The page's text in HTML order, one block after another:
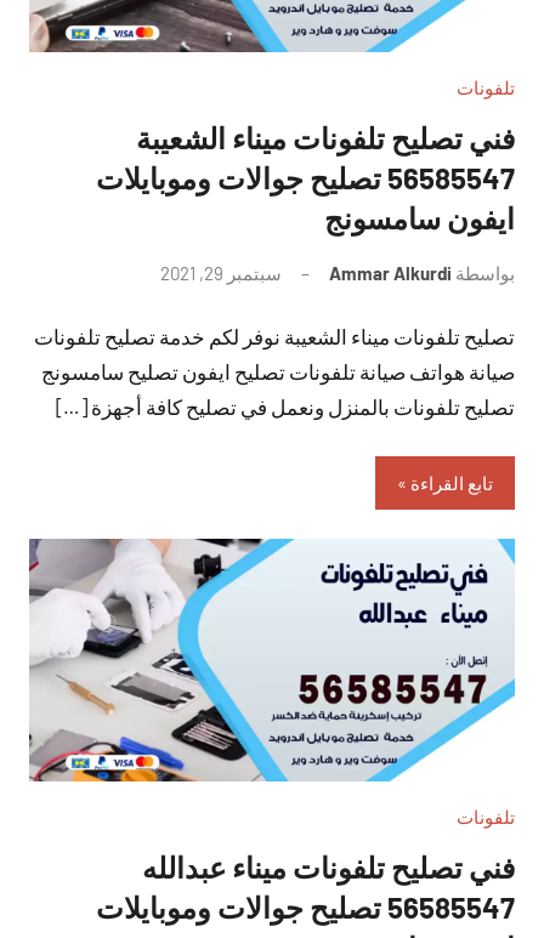
تلفونات
فني تصليح تلفونات ميناء الشعيبة
56585547 تصليح جوالات وموبايلات
ايفون سامسونج
بواسطة Ammar Alkurdi سبتمبر 29, 2021
تعليقات
تصليح تلفونات ميناء الشعيبة نوفر لكم خدمة تصليح تلفونات
صيانة هواتف صيانة تلفونات تصليح ايفون تصليح سامسونج
تصليح تلفونات بالمنزل ونعمل في تصليح كافة أجهزة […]
تابع القراءة
تلفونات
فني تصليح تلفونات ميناء عبدالله
56585547 تصليح جوالات وموبايلات